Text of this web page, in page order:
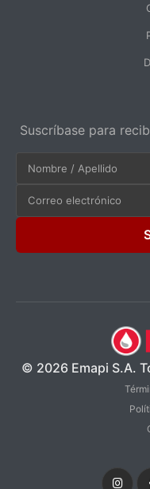
Suscríbase para
© 2026 Emapi S.A.